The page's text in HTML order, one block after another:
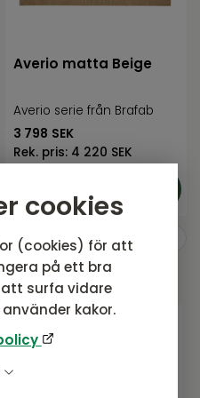
cookies
(cookies) för att
på ett bra
surfa vidare
kakor.
Averio matta Beige
Averio serie från Brafab
3 798 SEK
Rek. pris: 4 220 SEK
tillgänglighet
vårt nyhetsbrev.